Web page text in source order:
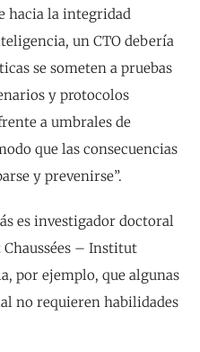
hacia la integridad
un CTO debería
se someten a pruebas
y protocolos
a umbrales de
que las consecuencias
y prevenirse”.
es investigador doctoral
Chaussées – Institut
por ejemplo, que algunas
no requieren habilidades